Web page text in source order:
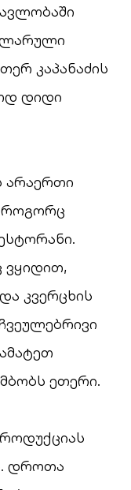
კაპანაძის
დიდი
არაერთი
როგორც
ვყიდით,
კვერცხის
ეთერი.
დროთა